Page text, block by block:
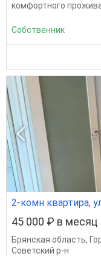
комфортного
Собственник
2-комн квартира,
45 000 ₽ в месяц
Брянская область,
Советский р-н